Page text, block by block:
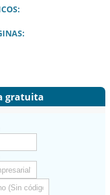
gratuita